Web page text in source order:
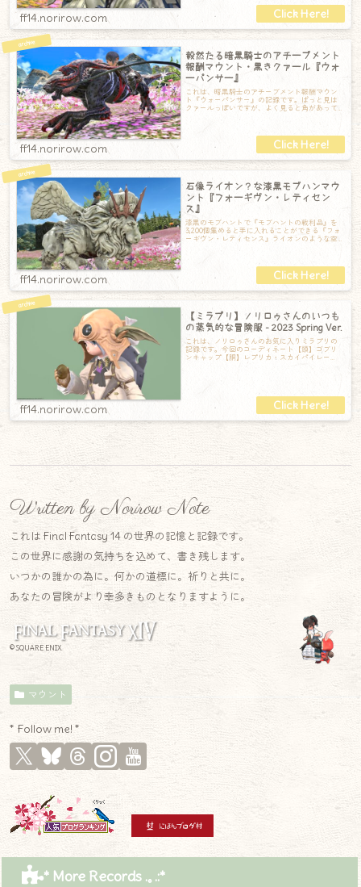
ff14.norirow.com
毅然たる暗黒騎士のアチーブメント
報酬マウント・黒きクァール『ウォ
ーパンサー』
これは、暗黒騎士のアチーブメント報酬マウン
ト『ウォーパンサー』の記録です。ぱっと見は
クァールっぽいですが、よく見ると角があって
ff14.norirow.com
石像ライオン？な漆黒モブハンマウ
ント『フォーギヴン・レティセン
ス』
漆黒のモブハントで『モブハントの戦利品』を
3,200個集めると手に入れることができる『フォ
ーギヴン・レティセンス』ライオンのような空
ff14.norirow.com
【ミラプリ】ノリロゥさんのいつも
の蒸気的な冒険服 - 2023 Spring Ver.
これは、ノリロゥさんのお気に入りミラプリの
記録です。今回のコーディネート【頭】ゴブリ
ンキャップ【胴】レプリカ・スカイパイレー
ツ・キャスターコート（ゴブリンブラウン）
ff14.norirow.com
Written by Norirow Note
これは Final Fantasy 14 の世界の記憶と記録です。
この世界に感謝の気持ちを込めて、書き残します。
いつかの誰かの為に。何かの道標に。祈りと共に。
あなたの冒険がより幸多きものとなりますように。
© SQUARE ENIX
マウント
* Follow me! *
* More Records .｡.:*